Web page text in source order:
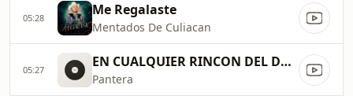
05:28 Me Regalaste
Mentados De Culiacan
05:27 EN CUALQUIER RINCON DEL DMV SI
Pantera